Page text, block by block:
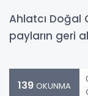
Ahlatcı Doğal
payların geri
139 OKUNMA